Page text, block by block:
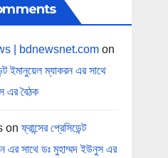
| bdnewsnet.comon
ইমানুয়েল ম্যাকরন এর সাথে
এর বৈঠক
onফ্রান্সের প্রেসিডেন্ট
এর সাথে ডঃ মুহাম্মদ ইউনুস এর